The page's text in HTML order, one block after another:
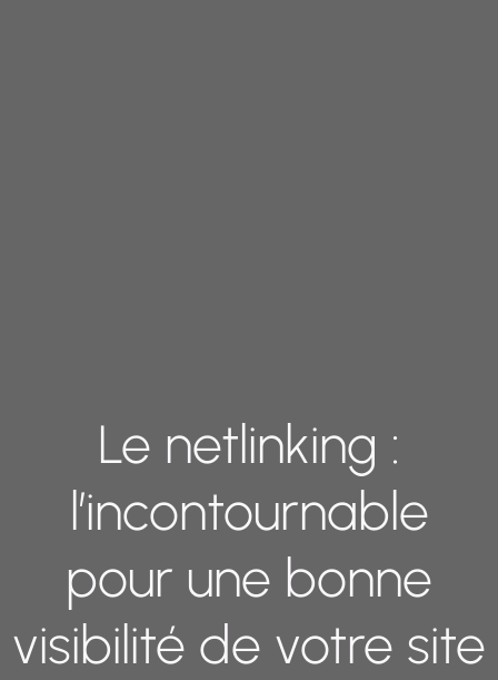
Le netlinking :
l’incontournable
pour une bonne
visibilité de votre site